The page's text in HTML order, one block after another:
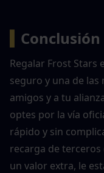
Conclusión
Regalar Frost Stars
seguro y una de
amigos y a tu
optes por la vía
rápido y sin
recarga de
un valor extra, le